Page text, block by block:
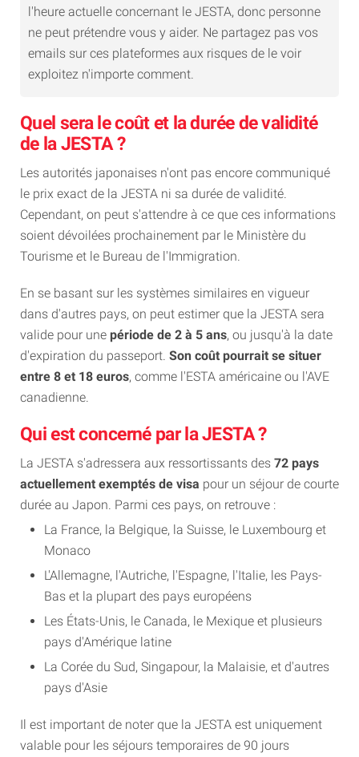
l'heure actuelle concernant le JESTA, donc personne
ne peut prétendre vous y aider. Ne partagez pas vos
emails sur ces plateformes aux risques de le voir
exploitez n'importe comment.
Quel sera le coût et la durée de validité
de la JESTA ?
Les autorités japonaises n'ont pas encore communiqué
le prix exact de la JESTA ni sa durée de validité.
Cependant, on peut s'attendre à ce que ces informations
soient dévoilées prochainement par le Ministère du
Tourisme et le Bureau de l'Immigration.
En se basant sur les systèmes similaires en vigueur
dans d'autres pays, on peut estimer que la JESTA sera
valide pour une période de 2 à 5 ans, ou jusqu'à la date
d'expiration du passeport. Son coût pourrait se situer
entre 8 et 18 euros, comme l'ESTA américaine ou l'AVE
canadienne.
Qui est concerné par la JESTA ?
La JESTA s'adressera aux ressortissants des 72 pays
actuellement exemptés de visa pour un séjour de courte
durée au Japon. Parmi ces pays, on retrouve :
La France, la Belgique, la Suisse, le Luxembourg et
Monaco
L'Allemagne, l'Autriche, l'Espagne, l'Italie, les Pays-
Bas et la plupart des pays européens
Les États-Unis, le Canada, le Mexique et plusieurs
pays d'Amérique latine
La Corée du Sud, Singapour, la Malaisie, et d'autres
pays d'Asie
Il est important de noter que la JESTA est uniquement
valable pour les séjours temporaires de 90 jours